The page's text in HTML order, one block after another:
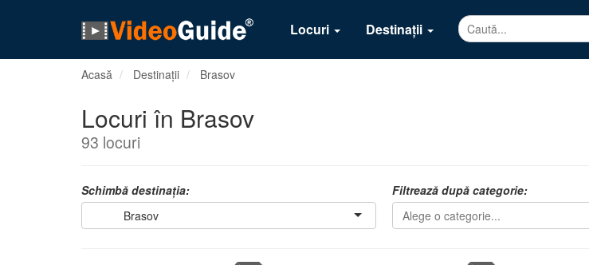
Locuri Destinații
Acasă Destinații Brasov
Locuri în Brasov
93 locuri
Schimbă destinația:
Brasov
Filtrează după categorie: